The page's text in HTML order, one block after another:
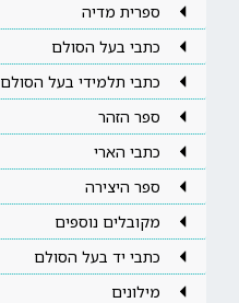
ספרית מדיה
כתבי בעל הסולם
כתבי תלמידי בעל הסולם
ספר הזהר
כתבי הארי
ספר היצירה
מקובלים נוספים
כתבי יד בעל הסולם
מילונים